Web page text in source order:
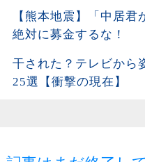
【熊本地震】「中居
絶対に募金するな！
干された？テレビから
25選【衝撃の現在】